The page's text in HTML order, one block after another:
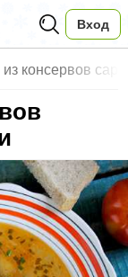
Вход
консервов